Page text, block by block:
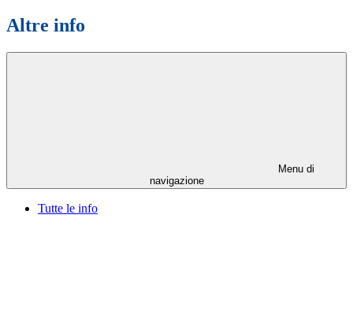
Altre info
Menu di
navigazione
Tutte le info